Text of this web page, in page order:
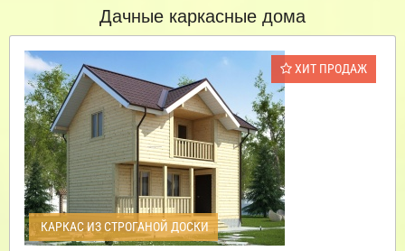
Дачные каркасные дома
ХИТ ПРОДАЖ
КАРКАС ИЗ СТРОГАНОЙ ДОСКИ